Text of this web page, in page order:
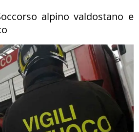
alpino valdostano e